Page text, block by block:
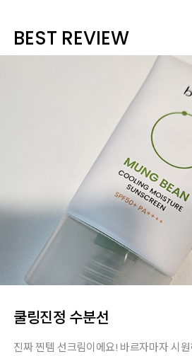
BEST REVIEW
쿨링진정 수분선
진짜 찐템 선크림이에요! 바르자마자 시